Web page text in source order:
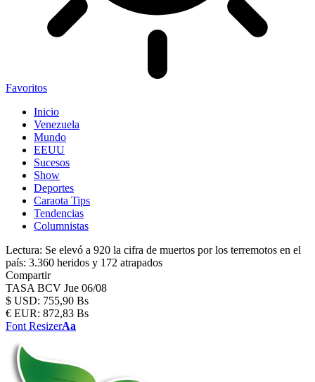
Favoritos
Inicio
Venezuela
Mundo
EEUU
Sucesos
Show
Deportes
Caraota Tips
Tendencias
Columnistas
Lectura: Se elevó a 920 la cifra de muertos por los terremotos en el
país: 3.360 heridos y 172 atrapados
Compartir
TASA BCV Jue 06/08
$ USD: 755,90 Bs
€ EUR: 872,83 Bs
Font ResizerAa